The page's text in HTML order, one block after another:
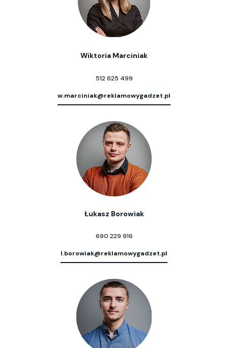
Wiktoria Marciniak
512 625 499
w.marciniak@reklamowygadzet.pl
Łukasz Borowiak
690 229 916
l.borowiak@reklamowygadzet.pl